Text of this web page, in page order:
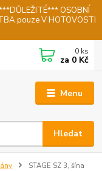
OSOBNÍ
pouze V HOTOVOSTI
Menu
Hledat
0 ks
za 0 Kč
STAGE SZ 3, šína